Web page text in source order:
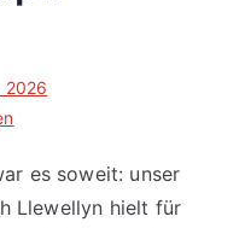
2026
es soweit: unser
Llewellyn hielt für